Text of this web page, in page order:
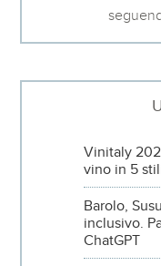
Vinitaly
vino in 5
Barolo,
inclusivo.
ChatGPT